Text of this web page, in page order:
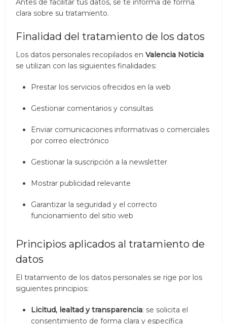
Antes de facilitar tus datos, se te informa de forma
clara sobre su tratamiento.
Finalidad del tratamiento de los datos
Los datos personales recopilados enValencia Noticia
se utilizan con las siguientes finalidades:
Prestar los servicios ofrecidos en la web
Gestionar comentarios y consultas
Enviar comunicaciones informativas o comerciales
por correo electrónico
Gestionar la suscripción a la newsletter
Mostrar publicidad relevante
Garantizar la seguridad y el correcto
funcionamiento del sitio web
Principios aplicados al tratamiento de
datos
El tratamiento de los datos personales se rige por los
siguientes principios:
Licitud, lealtad y transparencia: se solicita el
consentimiento de forma clara y específica